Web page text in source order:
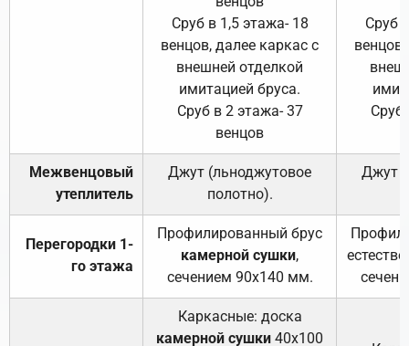
Сруб в 1,5 этажа- 18
венцов, далее каркас с
внешней отделкой
имитацией бруса.
Сруб в 2 этажа- 37
венцов
Сруб
Сруб
Межвенцовый
утеплитель
Джут (льноджутовое
полотно).
Джут
Перегородки 1-
го этажа
Профилированный брус
камерной сушки,
сечением 90х140 мм.
Каркасные: доска
камерной сушки 40х100